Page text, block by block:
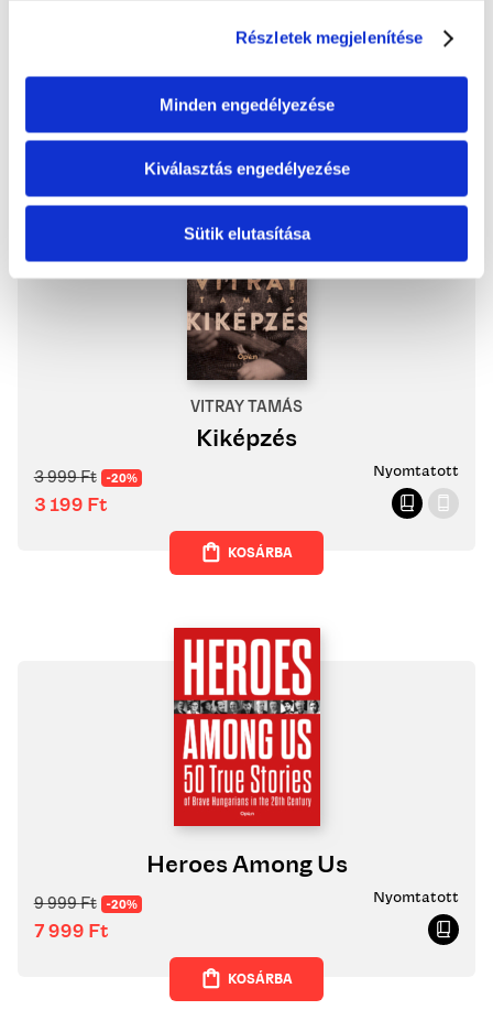
Részletek megjelenítése
Minden engedélyezése
Kiválasztás engedélyezése
Sütik elutasítása
KOSÁRBA
VITRAY TAMÁS
Kiképzés
3 999Ft -20%
3 199 Ft
Nyomtatott
KOSÁRBA
Heroes Among Us
9 999Ft -20%
7 999 Ft
Nyomtatott
KOSÁRBA